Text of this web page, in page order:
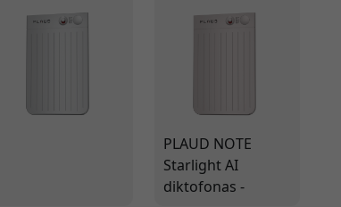
PLAUD NOTE
Starlight AI
diktofonas -